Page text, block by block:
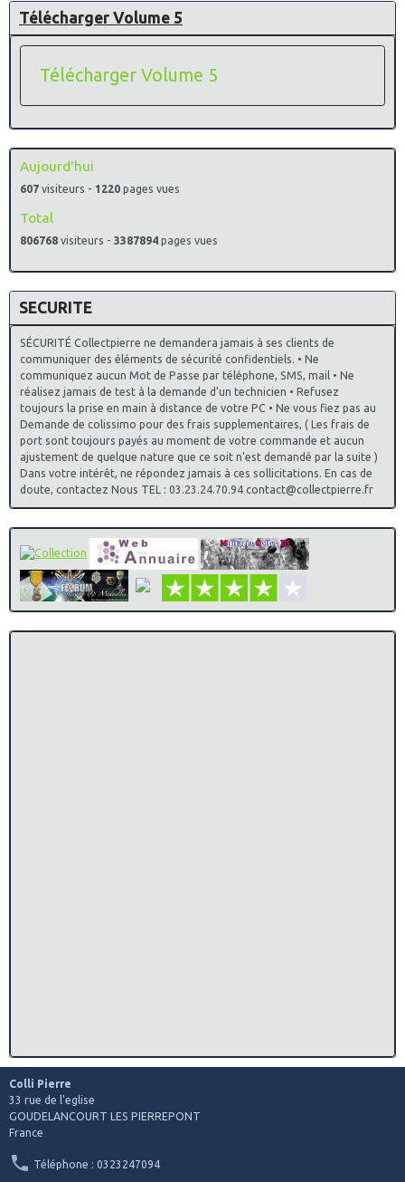
Télécharger Volume 5
Télécharger Volume 5
Aujourd'hui
607 visiteurs - 1220 pages vues
Total
806768 visiteurs - 3387894 pages vues
SECURITE
SÉCURITÉ Collectpierre ne demandera jamais à ses clients de
communiquer des éléments de sécurité confidentiels. • Ne
communiquez aucun Mot de Passe par téléphone, SMS, mail • Ne
réalisez jamais de test à la demande d’un technicien • Refusez
toujours la prise en main à distance de votre PC • Ne vous fiez pas au
Demande de colissimo pour des frais supplementaires, ( Les frais de
port sont toujours payés au moment de votre commande et aucun
ajustement de quelque nature que ce soit n'est demandé par la suite )
Dans votre intérêt, ne répondez jamais à ces sollicitations. En cas de
doute, contactez Nous TEL : 03.23.24.70.94 contact@collectpierre.fr
Colli Pierre
33 rue de l'eglise
GOUDELANCOURT LES PIERREPONT
France
Téléphone : 0323247094